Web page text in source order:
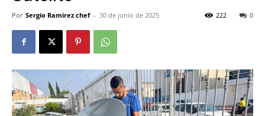
Por Sergio Ramirez chef - 30 de junio de 2025 0
222